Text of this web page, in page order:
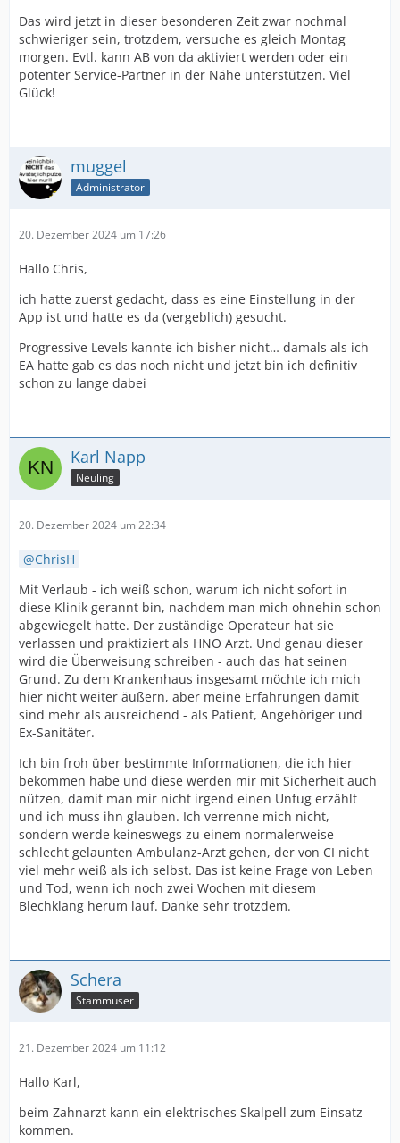
Das wird jetzt in dieser besonderen Zeit zwar nochmal
schwieriger sein, trotzdem, versuche es gleich Montag
morgen. Evtl. kann AB von da aktiviert werden oder ein
potenter Service-Partner in der Nähe unterstützen. Viel
Glück!
muggel
Administrator
20. Dezember 2024 um 17:26
Hallo Chris,
ich hatte zuerst gedacht, dass es eine Einstellung in der
App ist und hatte es da (vergeblich) gesucht.
Progressive Levels kannte ich bisher nicht… damals als ich
EA hatte gab es das noch nicht und jetzt bin ich definitiv
schon zu lange dabei
Karl Napp
Neuling
20. Dezember 2024 um 22:34
ChrisH
Mit Verlaub - ich weiß schon, warum ich nicht sofort in
diese Klinik gerannt bin, nachdem man mich ohnehin schon
abgewiegelt hatte. Der zuständige Operateur hat sie
verlassen und praktiziert als HNO Arzt. Und genau dieser
wird die Überweisung schreiben - auch das hat seinen
Grund. Zu dem Krankenhaus insgesamt möchte ich mich
hier nicht weiter äußern, aber meine Erfahrungen damit
sind mehr als ausreichend - als Patient, Angehöriger und
Ex-Sanitäter.
Ich bin froh über bestimmte Informationen, die ich hier
bekommen habe und diese werden mir mit Sicherheit auch
nützen, damit man mir nicht irgend einen Unfug erzählt
und ich muss ihn glauben. Ich verrenne mich nicht,
sondern werde keineswegs zu einem normalerweise
schlecht gelaunten Ambulanz-Arzt gehen, der von CI nicht
viel mehr weiß als ich selbst. Das ist keine Frage von Leben
und Tod, wenn ich noch zwei Wochen mit diesem
Blechklang herum lauf. Danke sehr trotzdem.
Schera
Stammuser
21. Dezember 2024 um 11:12
Hallo Karl,
beim Zahnarzt kann ein elektrisches Skalpell zum Einsatz
kommen.